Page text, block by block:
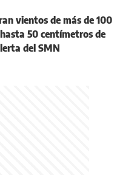
vientos de más de 100
50 centímetros de
del SMN